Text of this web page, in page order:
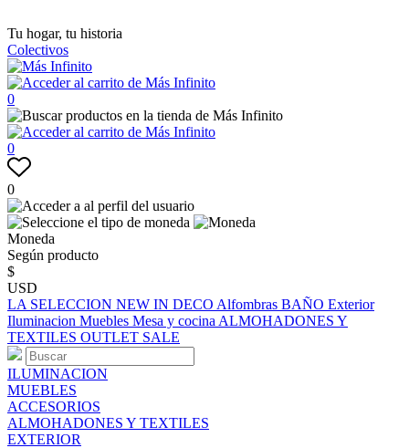
Tu hogar, tu historia
Colectivos
0
0
0
Moneda
Según producto
$
USD
LA SELECCION NEW IN DECO Alfombras BAÑO Exterior
Iluminacion Muebles Mesa y cocina ALMOHADONES Y
TEXTILES OUTLET SALE
ILUMINACION
MUEBLES
ACCESORIOS
ALMOHADONES Y TEXTILES
EXTERIOR